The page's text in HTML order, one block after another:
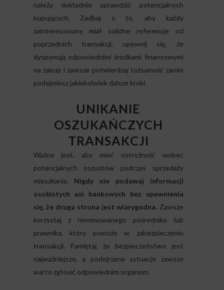
należy dokładnie sprawdzić potencjalnych
kupujących. Zadbaj o to, aby każdy
zainteresowany miał solidne referencje od
poprzednich transakcji, upewnij się, że
dysponują odpowiednimi środkami finansowymi
na zakup i zawsze potwierdzaj tożsamość zanim
podejmiesz jakiekolwiek dalsze kroki.
UNIKANIE
OSZUKAŃCZYCH
TRANSAKCJI
Ważne jest, aby mieć ostrożność wobec
potencjalnych oszustów podczas sprzedaży
mieszkania. Nigdy nie podawaj informacji
osobistych ani bankowych bez upewnienia
się, że druga strona jest wiarygodna. Zawsze
korzystaj z renomowanego pośrednika lub
prawnika, który pomoże w zabezpieczeniu
transakcji. Pamiętaj, że bezpieczeństwo jest
najważniejsze, a podejrzane sytuacje zawsze
warto zgłosić odpowiednim organom.